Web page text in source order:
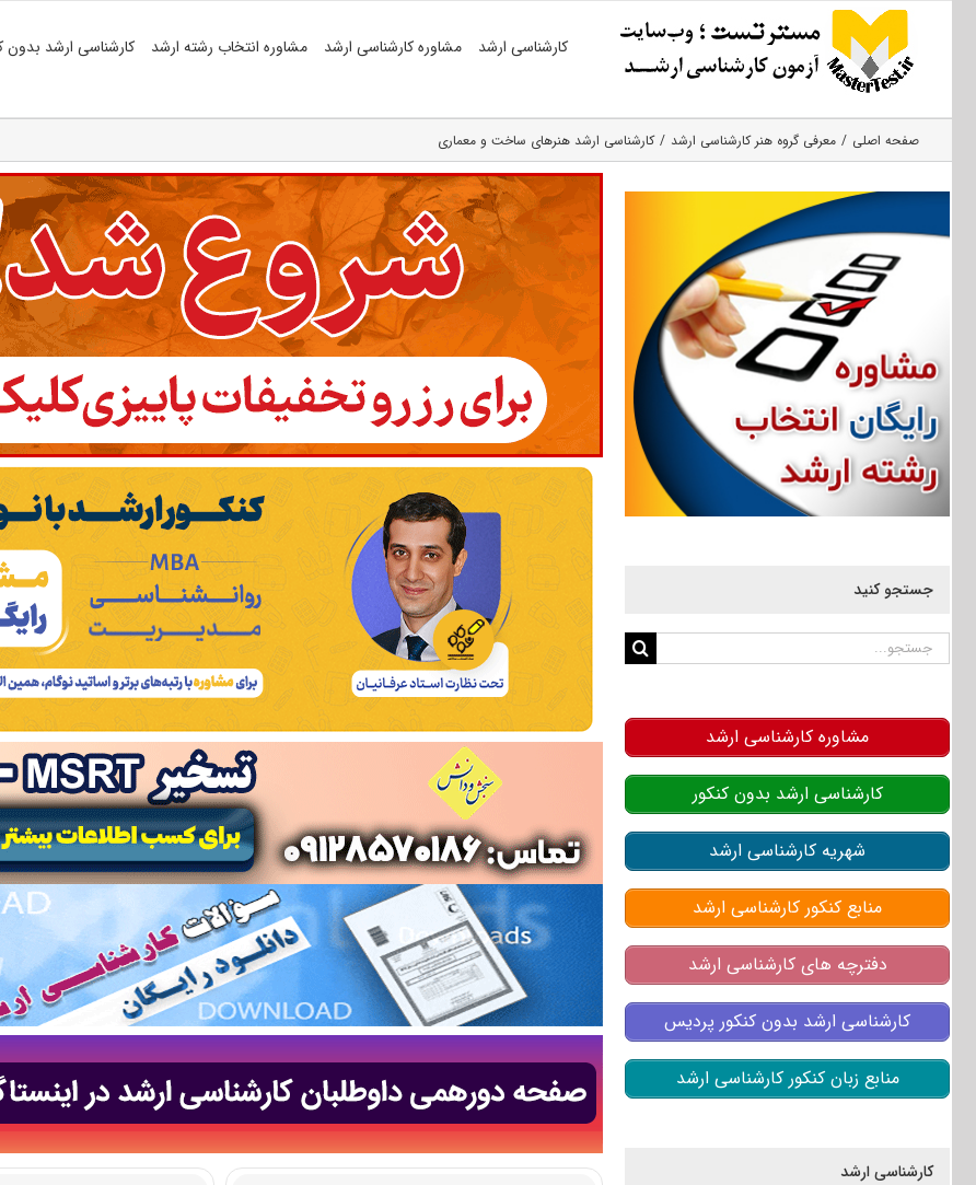
کارشناسی ارشد مشاوره کارشناسی ارشد مشاوره انتخاب رشته ارشد کارشناسی ارشد بدون
صفحه اصلی معرفی گروه هنر کارشناسی ارشد کارشناسی ارشد هنرهای ساخت و معماری
جستجو کنید
جستجو
مشاوره کارشناسی ارشد
کارشناسی ارشد بدون کنکور
شهریه کارشناسی ارشد
منابع کنکور کارشناسی ارشد
دفترچه های کارشناسی ارشد
کارشناسی ارشد بدون کنکور پردیس
منابع زبان کنکور کارشناسی ارشد
کارشناسی ارشد